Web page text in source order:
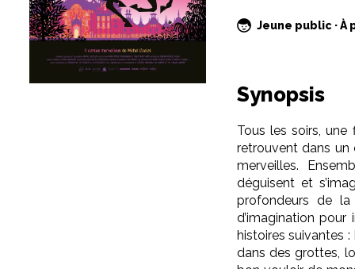
Jeune public · À
Synopsis
Tous les soirs,
retrouvent dans un
merveilles.
déguisent et
profondeurs de la
d’imagination
histoires suivantes
dans des grottes,